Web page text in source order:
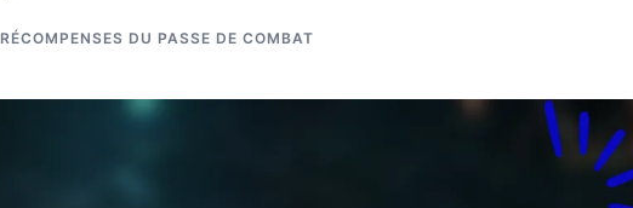
RÉCOMPENSES DU PASSE DE COMBAT